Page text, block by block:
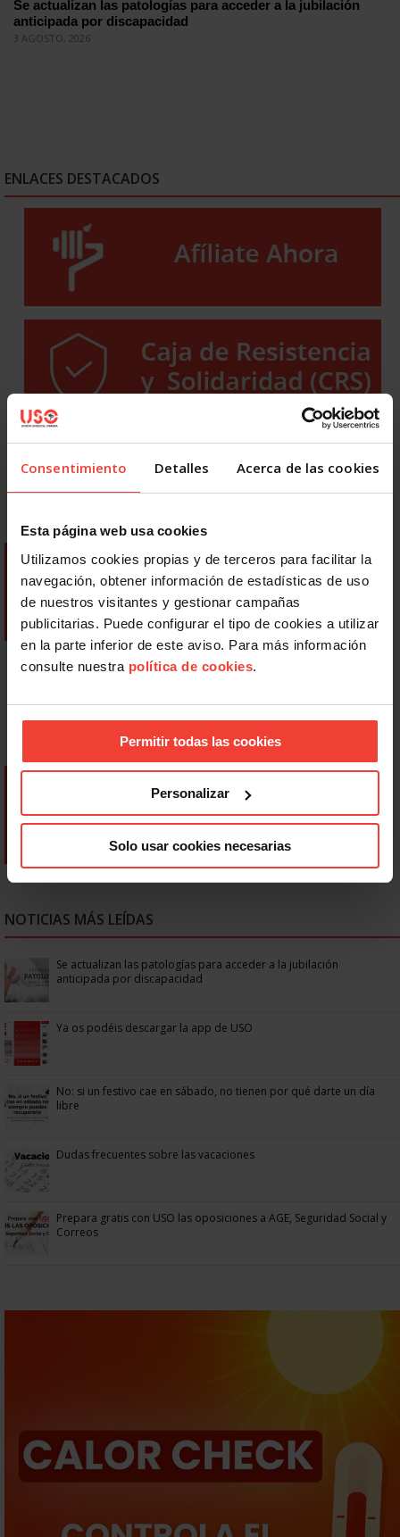
Consentimiento Detalles Acerca de las cookies
Esta página web usa cookies
Utilizamos cookies propias y de terceros para facilitar la
navegación, obtener información de estadísticas de uso
de nuestros visitantes y gestionar campañas
publicitarias. Puede configurar el tipo de cookies a utilizar
en la parte inferior de este aviso. Para más información
consulte nuestra política de cookies.
Permitir todas las cookies
Personalizar
Solo usar cookies necesarias
Se actualizan las patologías para acceder a la jubilación
anticipada por discapacidad
3 AGOSTO, 2026
ENLACES DESTACADOS
NOTICIAS MÁS LEÍDAS
Se actualizan las patologías para acceder a la jubilación
anticipada por discapacidad
Ya os podéis descargar la app de USO
No: si un festivo cae en sábado, no tienen por qué darte un día
libre
Dudas frecuentes sobre las vacaciones
Prepara gratis con USO las oposiciones a AGE, Seguridad Social y
Correos